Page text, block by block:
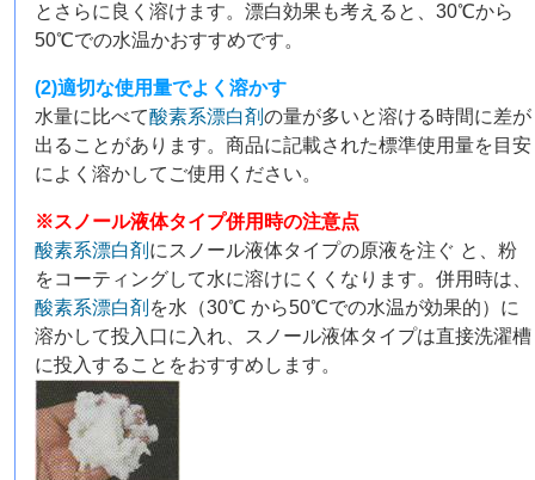
とさらに良く溶けます。漂白効果も考えると、30℃から
50℃での水温かおすすめです。
(2)適切な使用量でよく溶かす
水量に比べて酸素系漂白剤の量が多いと溶ける時間に差が
出ることがあります。商品に記載された標準使用量を目安
によく溶かしてご使用ください。
※スノール液体タイプ併用時の注意点
酸素系漂白剤 にスノール液体タイプの原液を注ぐ と、粉
をコーティングして水に溶けにくくなります。併用時は、
酸素系漂白剤 を水（30℃ から50℃での水温が効果的）に
溶かして投入口に入れ、スノール液体タイプは直接洗濯槽
に投入することをおすすめします。